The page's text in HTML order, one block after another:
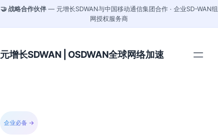
🤝 战略合作伙伴— 元增长SDWAN与中国移动通信集团合作 · 企业SD-WAN组
网授权服务商
元增长SDWAN | OSDWAN全球网络加速
企业必备 →